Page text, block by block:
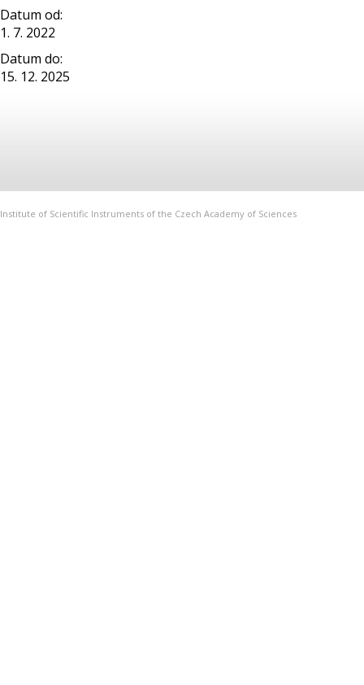
Datum od:
1. 7. 2022
Datum do:
15. 12. 2025
Institute of Scientific Instruments of the Czech Academy of Sciences